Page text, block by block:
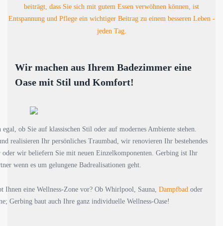
beiträgt, dass Sie sich mit gutem Essen verwöhnen können, ist
Entspannung und Pflege ein wichtiger Beitrag zu einem besseren Leben -
jeden Tag.
Wir machen aus Ihrem Badezimmer eine
Oase mit Stil und Komfort!
ob Sie auf klassischen Stil oder auf modernes Ambiente stehen.
realisieren Ihr persönliches Traumbad, wir renovieren Ihr bestehendes
oder wir beliefern Sie mit neuen Einzelkomponenten. Gerbing ist Ihr
wenn es um gelungene Badrealisationen geht.
Ihnen eine Wellness-Zone vor? Ob Whirlpool, Sauna, Dampfbad oder
Gerbing baut auch Ihre ganz individuelle Wellness-Oase!